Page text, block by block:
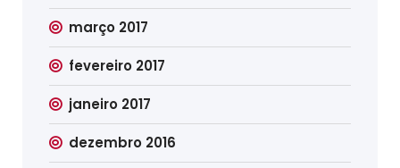
março 2017
fevereiro 2017
janeiro 2017
dezembro 2016